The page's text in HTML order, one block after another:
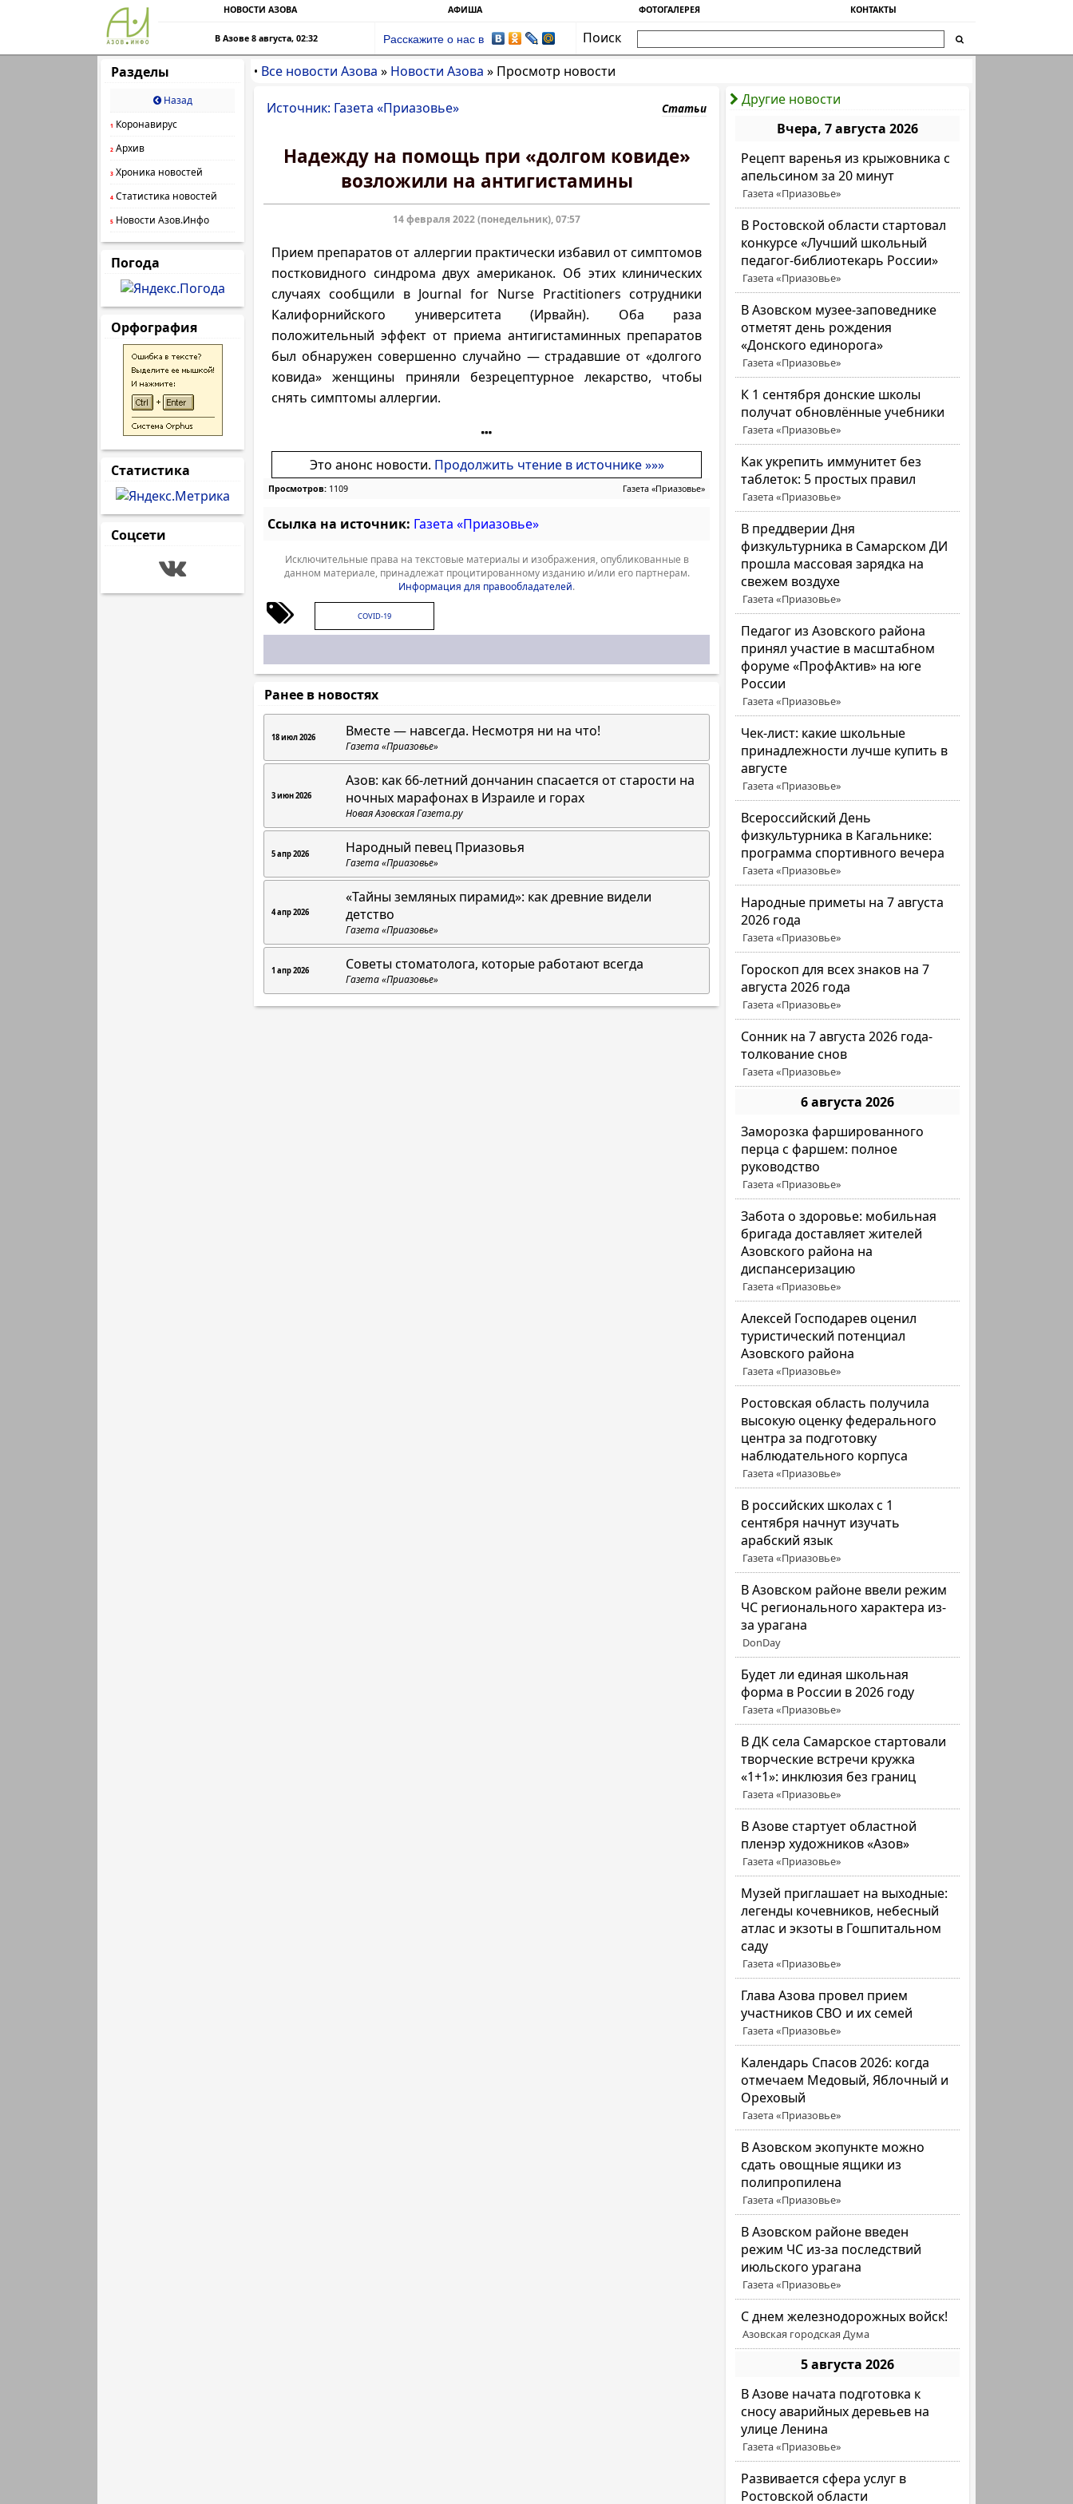
НОВОСТИ АЗОВА АФИША ФОТОГАЛЕРЕЯ КОНТАКТЫ
В Азове 8 августа, 02:32 Расскажите о нас в
Поиск
Разделы
Назад
1 Коронавирус
2 Архив
3 Хроника новостей
4 Статистика новостей
5 Новости Азов.Инфо
Погода
Орфография
Статистика
Соцсети
• Все новости Азова » Новости Азова » Просмотр новости
Другие новости
Вчера, 7 августа 2026
Рецепт варенья из крыжовника с
апельсином за 20 минут
Газета «Приазовье»
В Ростовской области стартовал
конкурсе «Лучший школьный
педагог-библиотекарь России»
Газета «Приазовье»
В Азовском музее-заповеднике
отметят день рождения
«Донского единорога»
Газета «Приазовье»
К 1 сентября донские школы
получат обновлённые учебники
Газета «Приазовье»
Как укрепить иммунитет без
таблеток: 5 простых правил
Газета «Приазовье»
В преддверии Дня
физкультурника в Самарском ДИ
прошла массовая зарядка на
свежем воздухе
Газета «Приазовье»
Педагог из Азовского района
принял участие в масштабном
форуме «ПрофАктив» на юге
России
Газета «Приазовье»
Чек-лист: какие школьные
принадлежности лучше купить в
августе
Газета «Приазовье»
Всероссийский День
физкультурника в Кагальнике:
программа спортивного вечера
Газета «Приазовье»
Народные приметы на 7 августа
2026 года
Газета «Приазовье»
Гороскоп для всех знаков на 7
августа 2026 года
Газета «Приазовье»
Сонник на 7 августа 2026 года-
толкование снов
Газета «Приазовье»
6 августа 2026
Заморозка фаршированного
перца с фаршем: полное
руководство
Газета «Приазовье»
Забота о здоровье: мобильная
бригада доставляет жителей
Азовского района на
диспансеризацию
Газета «Приазовье»
Алексей Господарев оценил
туристический потенциал
Азовского района
Газета «Приазовье»
Ростовская область получила
высокую оценку федерального
центра за подготовку
наблюдательного корпуса
Газета «Приазовье»
В российских школах с 1
сентября начнут изучать
арабский язык
Газета «Приазовье»
В Азовском районе ввели режим
ЧС регионального характера из-
за урагана
DonDay
Будет ли единая школьная
форма в России в 2026 году
Газета «Приазовье»
В ДК села Самарское стартовали
творческие встречи кружка
«1+1»: инклюзия без границ
Газета «Приазовье»
В Азове стартует областной
пленэр художников «Азов»
Газета «Приазовье»
Музей приглашает на выходные:
легенды кочевников, небесный
атлас и экзоты в Гошпитальном
саду
Газета «Приазовье»
Глава Азова провел прием
участников СВО и их семей
Газета «Приазовье»
Календарь Спасов 2026: когда
отмечаем Медовый, Яблочный и
Ореховый
Газета «Приазовье»
В Азовском экопункте можно
сдать овощные ящики из
полипропилена
Газета «Приазовье»
В Азовском районе введен
режим ЧС из-за последствий
июльского урагана
Газета «Приазовье»
С днем железнодорожных войск!
Азовская городская Дума
5 августа 2026
В Азове начата подготовка к
сносу аварийных деревьев на
улице Ленина
Газета «Приазовье»
Развивается сфера услуг в
Ростовской области
Источник: Газета «Приазовье» Статьи
Надежду на помощь при «долгом ковиде»
возложили на антигистамины
14 февраля 2022 (понедельник), 07:57
Прием препаратов от аллергии практически избавил от симптомов
постковидного синдрома двух американок. Об этих клинических
случаях сообщили в Journal for Nurse Practitioners сотрудники
Калифорнийского университета (Ирвайн). Оба раза
положительный эффект от приема антигистаминных препаратов
был обнаружен совершенно случайно — страдавшие от «долгого
ковида» женщины приняли безрецептурное лекарство, чтобы
снять симптомы аллергии.
Это анонс новости. Продолжить чтение в источнике »»»
Просмотров: 1109 Газета «Приазовье»
Ссылка на источник: Газета «Приазовье»
Исключительные права на текстовые материалы и изображения, опубликованные в
данном материале, принадлежат процитированному изданию и/или его партнерам.
Информация для правообладателей.
COVID-19
Ранее в новостях
18 июл 2026 Вместе — навсегда. Несмотря ни на что!
Газета «Приазовье»
3 июн 2026
Азов: как 66-летний дончанин спасается от старости на
ночных марафонах в Израиле и горах
Новая Азовская Газета.ру
5 апр 2026 Народный певец Приазовья
Газета «Приазовье»
4 апр 2026
«Тайны земляных пирамид»: как древние видели
детство
Газета «Приазовье»
1 апр 2026 Советы стоматолога, которые работают всегда
Газета «Приазовье»